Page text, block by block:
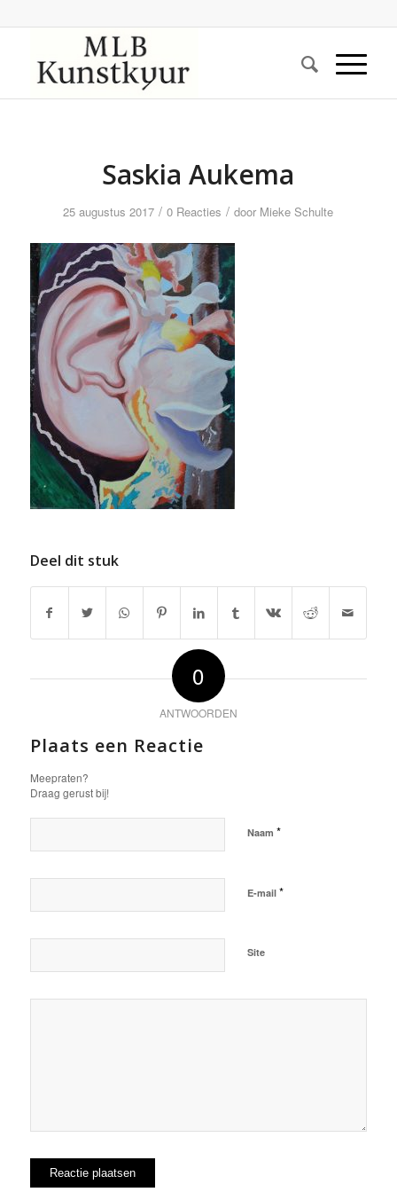
Saskia Aukema
25 augustus 2017 / 0 Reacties / door Mieke Schulte
Deel dit stuk
0
ANTWOORDEN
Plaats een Reactie
Meepraten?
Draag gerust bij!
Naam *
E-mail *
Site